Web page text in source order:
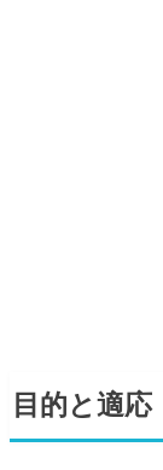
目的と適応